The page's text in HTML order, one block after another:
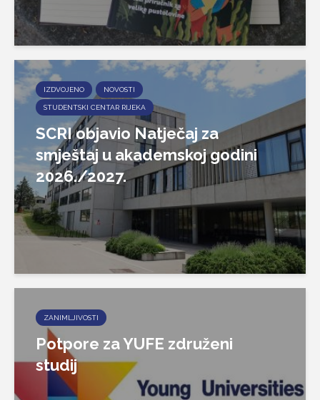
IZDVOJENO NOVOSTI
STUDENTSKI CENTAR RIJEKA
SCRI objavio Natječaj za
smještaj u akademskoj godini
2026./2027.
ZANIMLJIVOSTI
Potpore za YUFE združeni
studij